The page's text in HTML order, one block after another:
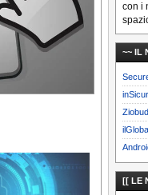
con i
~~ IL
[[ LE